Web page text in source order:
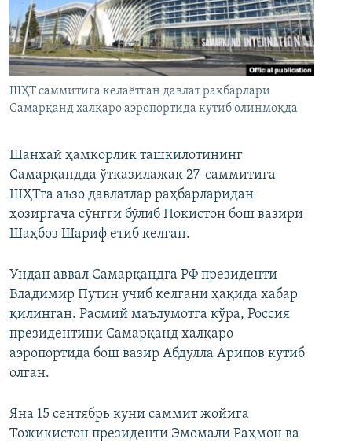
ШҲТ саммитига келаётган давлат раҳбарлари
Самарқанд халқаро аэропортида кутиб олинмоқда
Шанхай ҳамкорлик ташкилотининг
Самарқандда ўтказилажак 27-саммитига
ШҲТга аъзо давлатлар раҳбарларидан
ҳозиргача сўнгги бўлиб Покистон бош вазири
Шаҳбоз Шариф етиб келган.
Ундан аввал Самарқандга РФ президенти
Владимир Путин учиб келгани ҳақида хабар
қилинган. Расмий маълумотга кўра, Россия
президентини Самарқанд халқаро
аэропортида бош вазир Абдулла Арипов кутиб
олган.
Яна 15 сентябрь куни саммит жойига
Тожикистон президенти Эмомали Раҳмон ва